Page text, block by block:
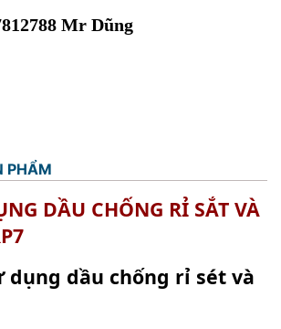
Mr Dũng
PHẨM
DẦU CHỐNG RỈ SẮT VÀ
dụng dầu chống rỉ sét và